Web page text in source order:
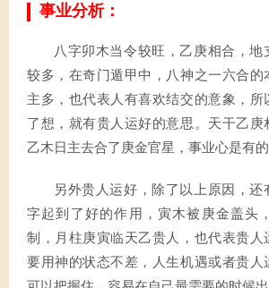
事业分析：
八字卯木当令较旺，乙庚相合，地
较多，在奇门遁甲中，八神之一六合的
主多，也代表人有喜欢结交的意象，所
了想，就有贵人运好的意思。天干乙庚
乙木日主去合了庚金官星，事业心是有的
另外贵人运好，除了以上原因，还
字起到了好的作用，寅木被庚金盖头
制，月柱庚寅临天乙贵人，也代表贵人
要用神的状态不差，人生机遇或者贵人